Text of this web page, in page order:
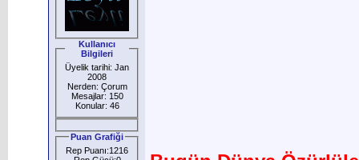
Kullanıcı
Bilgileri
Üyelik tarihi: Jan
2008
Nerden: Çorum
Mesajlar: 150
Konular: 46
Puan Grafiği
Rep Puanı:1216